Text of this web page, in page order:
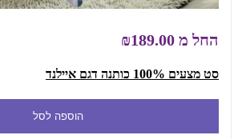
החל מ ₪189.00
סט מצעים 100% כותנה דגם איילנד
הוספה לסל